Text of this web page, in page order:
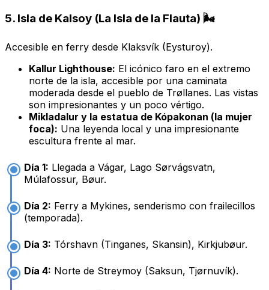
5. Isla de Kalsoy (La Isla de la Flauta) 🌬️
Accesible en ferry desde Klaksvík (Eysturoy).
Kallur Lighthouse: El icónico faro en el extremo
norte de la isla, accesible por una caminata
moderada desde el pueblo de Trøllanes. Las vistas
son impresionantes y un poco vértigo.
Mikladalur y la estatua de Kópakonan (la mujer
foca): Una leyenda local y una impresionante
escultura frente al mar.
Día 1: Llegada a Vágar, Lago Sørvágsvatn,
Múlafossur, Bøur.
Día 2: Ferry a Mykines, senderismo con frailecillos
(temporada).
Día 3: Tórshavn (Tinganes, Skansin), Kirkjubøur.
Día 4: Norte de Streymoy (Saksun, Tjørnuvík).